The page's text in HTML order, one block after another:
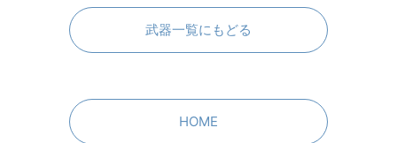
武器一覧にもどる
HOME